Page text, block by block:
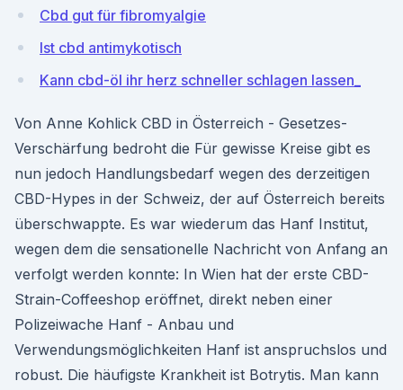
Cbd gut für fibromyalgie
Ist cbd antimykotisch
Kann cbd-öl ihr herz schneller schlagen lassen_
Von Anne Kohlick CBD in Österreich - Gesetzes-
Verschärfung bedroht die Für gewisse Kreise gibt es
nun jedoch Handlungsbedarf wegen des derzeitigen
CBD-Hypes in der Schweiz, der auf Österreich bereits
überschwappte. Es war wiederum das Hanf Institut,
wegen dem die sensationelle Nachricht von Anfang an
verfolgt werden konnte: In Wien hat der erste CBD-
Strain-Coffeeshop eröffnet, direkt neben einer
Polizeiwache Hanf - Anbau und
Verwendungsmöglichkeiten Hanf ist anspruchslos und
robust. Die häufigste Krankheit ist Botrytis. Man kann